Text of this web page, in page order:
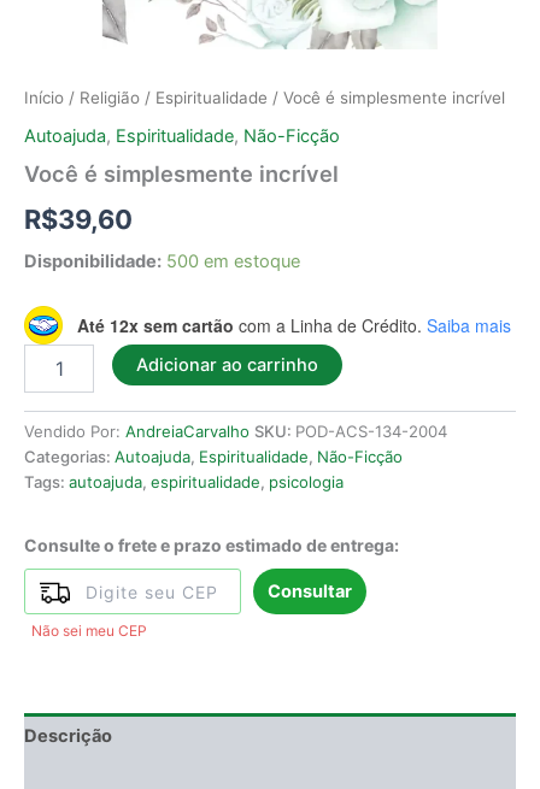
Início / Religião / Espiritualidade / Você é simplesmente incrível
Autoajuda, Espiritualidade, Não-Ficção
Você é simplesmente incrível
R$39,60
Disponibilidade: 500 em estoque
Até 12x sem cartão com a Linha de Crédito. Saiba mais
Adicionar ao carrinho
Vendido Por: AndreiaCarvalho SKU: POD-ACS-134-2004
Categorias: Autoajuda, Espiritualidade, Não-Ficção
Tags: autoajuda, espiritualidade, psicologia
Consulte o frete e prazo estimado de entrega:
Consultar
Não sei meu CEP
Descrição